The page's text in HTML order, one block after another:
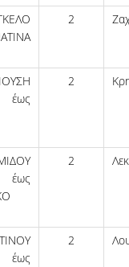
ΕΛΕΥΘΕΡΗΣ
ΤΜΗΜΑΤΑ
ΑΣΚΗΣΗ ΚΑΙ
ΓΙΑ ΠΡΑΚΤΙΚΗ
ΠΡΑΚΤΙΚΗΣ
ΚΑΙ ΕΞΕΤΑΣΕΙΣ
ΠΑΡΑΠΟΝΩΝ
ΦΟΙΤΗΤΩΝ
2
έως
2
2
2